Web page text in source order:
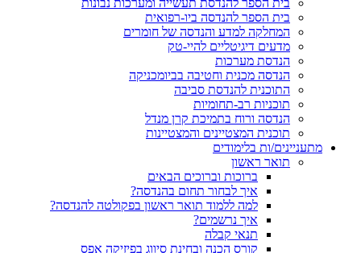
בית הספר להנדסת תעשייה ומערכות נבונות
בית הספר להנדסה ביו-רפואית
המחלקה למדע והנדסה של חומרים
מדעים דיגיטליים להיי-טק
הנדסת מערכות
הנדסה מכנית וחטיבה בביומכניקה
התוכנית להנדסת סביבה
תוכניות רב-תחומיות
הנדסה ורוח בתמיכת קרן מנדל
תוכנית המצטיינים והמצטיינות
מתעניינים/ות בלימודים
תואר ראשון
ברוכות וברוכים הבאים
איך לבחור תחום בהנדסה?
למה ללמוד תואר ראשון בפקולטה להנדסה?
איך נרשמים?
תנאי קבלה
קורס הכנה ובחינת סיווג בפיזיקה אפס